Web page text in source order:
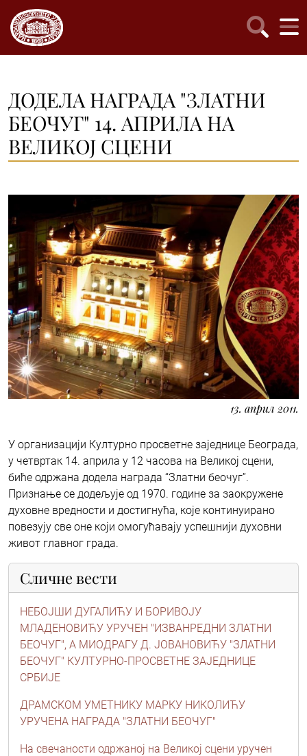
ДОДЕЛА НАГРАДА "ЗЛАТНИ
БЕОЧУГ" 14. АПРИЛА НА
ВЕЛИКОЈ СЦЕНИ
13. април 2011.
У организацији Културно просветне заједнице Београда,
у четвртак 14. априла у 12 часова на Великој сцени,
биће одржана додела награда “Златни беочуг”.
Признање се додељује од 1970. године за заокружене
духовне вредности и достигнућа, које континуирано
повезују све оне који омогућавају успешнији духовни
живот главног града.
Сличне вести
НЕБОЈШИ ДУГАЛИЋУ И БОРИВОЈУ
МЛАДЕНОВИЋУ УРУЧЕН "ИЗВАНРЕДНИ ЗЛАТНИ
БЕОЧУГ", А МИОДРАГУ Д. ЈОВАНОВИЋУ "ЗЛАТНИ
БЕОЧУГ" КУЛТУРНО-ПРОСВЕТНЕ ЗАЈЕДНИЦЕ
СРБИЈЕ
ДРАМСКОМ УМЕТНИКУ МАРКУ НИКОЛИЋУ
УРУЧЕНА НАГРАДА "ЗЛАТНИ БЕОЧУГ"
На свечаности одржаној на Великој сцени уручен